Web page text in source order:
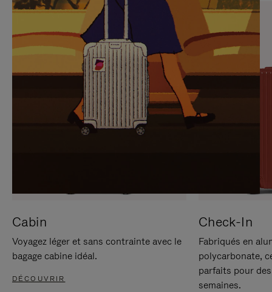
SUR
POUR
METTRE
PAUSE
VEUILLEZ
CLIQUER
POUR
RÉACTIVER
LE
SON
Cabin
Voyagez léger et sans contrainte avec le
bagage cabine idéal.
DÉCOUVRIR
Check-In
Fabriqués en
polycarbonate,
parfaits pour
semaines.